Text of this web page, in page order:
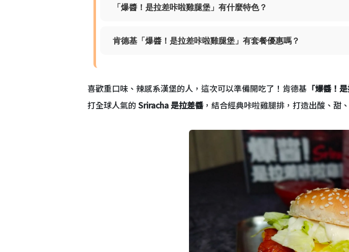
「爆醬！是拉差咔啦雞腿堡」有什麼特色？
肯德基「爆醬！是拉差咔啦雞腿堡」有套餐優惠嗎？
喜歡重口味、辣感系漢堡的人，這次可以準備開吃了！肯德基 「爆醬！
打全球人氣的 Sriracha 是拉差醬，結合經典咔啦雞腿排，打造出酸、甜